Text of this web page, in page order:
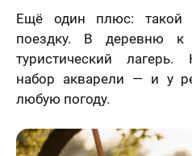
Ещё один плюс: такой
поездку. В деревню к
туристический
набор акварели — и у
любую погоду.
Вашего
Ваше имя
К какому
картину?
Ответьте на вопросы и
подарок?
Ответьте
на
вопросы
узнайте
вашего
портрета
Вам в
15 минут.
Ваша оценка*
Ваш Отзыв*